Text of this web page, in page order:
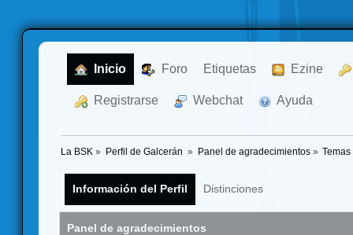
Inicio Foro Etiquetas Ezine
Registrarse Webchat Ayuda
La BSK » Perfil de Galcerán » Panel de agradecimientos»
Información del Perfil Distinciones
Panel de agradecimientos